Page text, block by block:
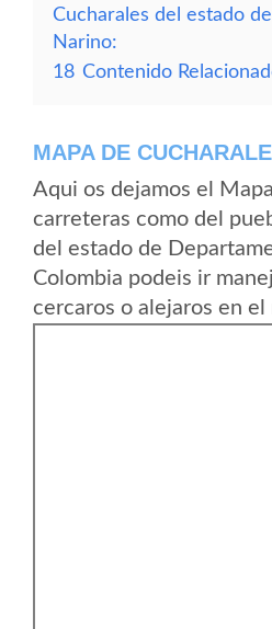
Cucharales del estado
Narino:
18 Contenido
MAPA DE
Aqui os dejamos el
carreteras como del
del estado de
Colombia podeis ir
cercaros o alejaros en el